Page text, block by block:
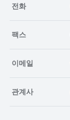
전화
팩스
이메일
관계사